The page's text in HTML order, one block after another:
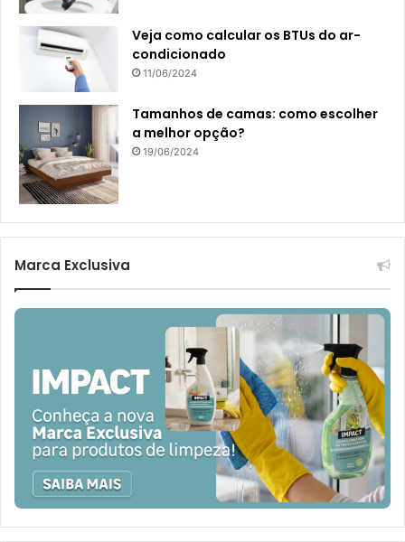
Veja como calcular os BTUs do ar-
condicionado
11/06/2024
Tamanhos de camas: como escolher
a melhor opção?
19/06/2024
Marca Exclusiva